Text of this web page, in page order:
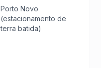
Porto Novo
(estacionamento de
terra batida)